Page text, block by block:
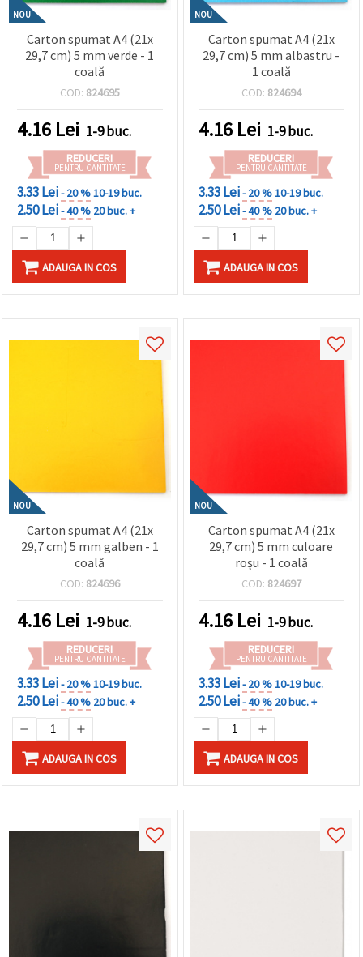
NOU
Carton spumat A4 (21x
29,7 cm) 5 mm verde - 1
coală
COD: 824695
4.16 Lei 1-9 buc.
REDUCERI
PENTRU CANTITATE
3.33 Lei- 20 %10-19 buc.
2.50 Lei- 40 % 20 buc. +
ADAUGA IN COS
NOU
Carton spumat A4 (21x
29,7 cm) 5 mm albastru -
1 coală
COD: 824694
4.16 Lei 1-9 buc.
REDUCERI
PENTRU CANTITATE
3.33 Lei- 20 %10-19 buc.
2.50 Lei- 40 % 20 buc. +
ADAUGA IN COS
NOU
Carton spumat A4 (21x
29,7 cm) 5 mm galben - 1
coală
COD: 824696
4.16 Lei 1-9 buc.
REDUCERI
PENTRU CANTITATE
3.33 Lei- 20 %10-19 buc.
2.50 Lei- 40 % 20 buc. +
ADAUGA IN COS
NOU
Carton spumat A4 (21x
29,7 cm) 5 mm culoare
roșu - 1 coală
COD: 824697
4.16 Lei 1-9 buc.
REDUCERI
PENTRU CANTITATE
3.33 Lei- 20 %10-19 buc.
2.50 Lei- 40 % 20 buc. +
ADAUGA IN COS